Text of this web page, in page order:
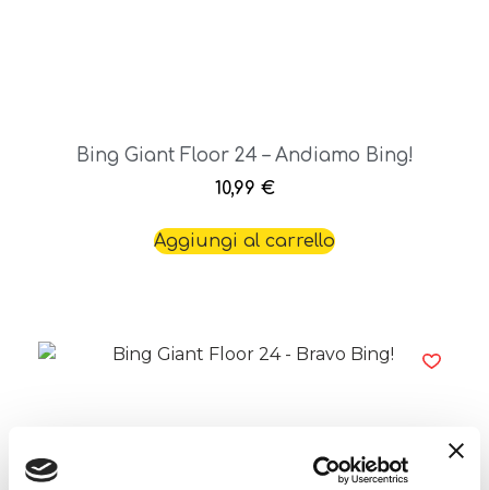
Bing Giant Floor 24 – Andiamo Bing!
10,99 €
Aggiungi al carrello